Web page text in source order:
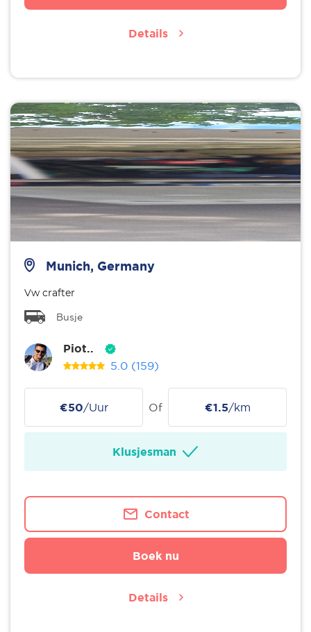
Details
Munich, Germany
Vw crafter
Busje
Piot..
5.0 (159)
€50/Uur Of €1.5/km
Klusjesman
Contact
Boek nu
Details